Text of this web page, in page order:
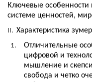
Ключевые особенности
системе ценностей,
II. Характеристика
Отличительные
цифровой и
мышление и
свобода и четко